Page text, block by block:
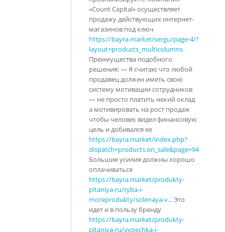
«Count Capital» осуществляет
продажу действующих интернет-
магазинов под ключ
https://bayra.market/sergu/page-4/?
layout=products_multicolumns
Преимущества подобного
решения: — Я считаю что любой
продавец должен иметь свою
систему мотивации сотрудников
— не просто платить некий оклад
а мотивировать на рост продаж
чтобы человек видел финансовую
цель и добивался ее
https://bayra.market/index.php?
dispatch=products.on_sale&page=94
Большие усилия должны хорошо
оплачиваться
https://bayra.market/produkty-
pitaniya-ru/ryba-i-
moreprodukty/solenaya-v...Это
идет и в пользу бренду
https://bayra.market/produkty-
pitaniya-ru/vypechka-i-